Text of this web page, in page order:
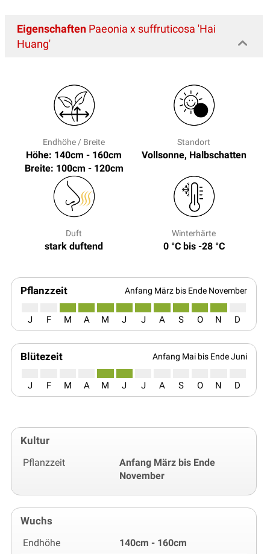
Eigenschaften Paeonia x suffruticosa 'Hai
Huang'
Endhöhe / Breite
Höhe: 140cm - 160cm
Breite: 100cm - 120cm
Standort
Vollsonne, Halbschatten
Duft
stark duftend
Winterhärte
0 °C bis -28 °C
Pflanzzeit Anfang März bis Ende November
J F M A M J J A S O N D
Blütezeit Anfang Mai bis Ende Juni
J F M A M J J A S O N D
Kultur
Pflanzzeit
Anfang März bis Ende
November
Wuchs
Endhöhe 140cm - 160cm